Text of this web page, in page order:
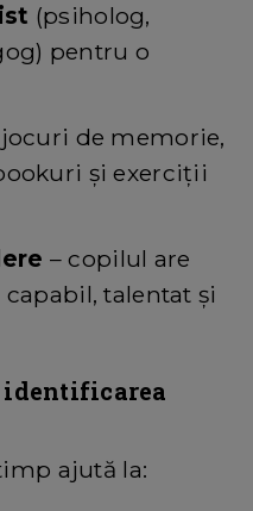
(psiholog,
pentru o
de memorie,
și exerciții
– copilul are
capabil, talentat și
identificarea
ajută la: